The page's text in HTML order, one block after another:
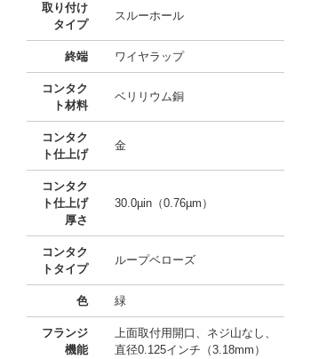
取り付け
タイプ
スルーホール
終端 ワイヤラップ
コンタク
ト材料
ベリリウム銅
コンタク
ト仕上げ
金
コンタク
ト仕上げ
厚さ
30.0µin（0.76µm）
コンタク
トタイプ
ループベローズ
色 緑
フランジ
機能
上面取付用開口、ネジ山なし、
直径0.125インチ（3.18mm）